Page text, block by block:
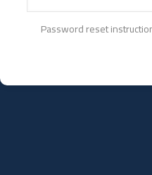
Password reset